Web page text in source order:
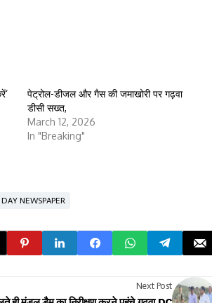
पेट्रोल-डीजल और गैस की जमाखोरी पर गढ़वा
डीसी सख्त,
March 12, 2026
In "Breaking"
NEWSPAPER
Next Post